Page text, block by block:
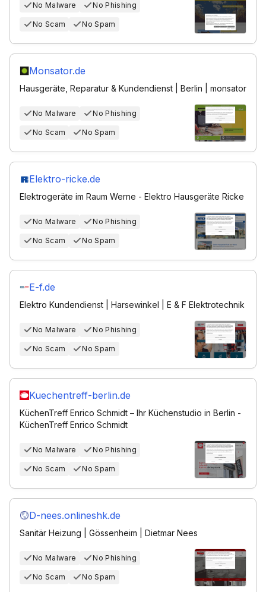
No Malware No Phishing
No Scam No Spam
Monsator.de
Hausgeräte, Reparatur & Kundendienst | Berlin | monsator
No Malware No Phishing
No Scam No Spam
Elektro-ricke.de
Elektrogeräte im Raum Werne - Elektro Hausgeräte Ricke
No Malware No Phishing
No Scam No Spam
E-f.de
Elektro Kundendienst | Harsewinkel | E & F Elektrotechnik
No Malware No Phishing
No Scam No Spam
Kuechentreff-berlin.de
KüchenTreff Enrico Schmidt – Ihr Küchenstudio in Berlin -
KüchenTreff Enrico Schmidt
No Malware No Phishing
No Scam No Spam
D-nees.onlineshk.de
Sanitär Heizung | Gössenheim | Dietmar Nees
No Malware No Phishing
No Scam No Spam